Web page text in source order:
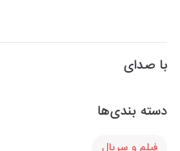
با صدای
دسته بندی‌ها
فیلم و سریال